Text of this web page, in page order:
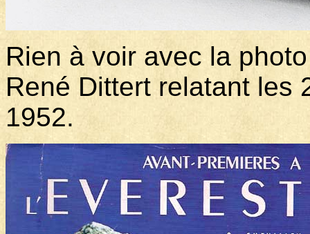
Rien à voir avec la
René Dittert relatant les
1952.